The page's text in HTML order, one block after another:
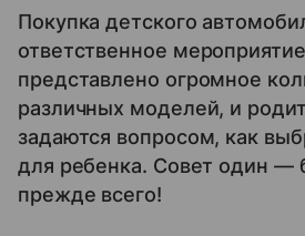
Покупка детского
ответственное
представлено огромное
различных моделей, и
задаются вопросом, как
для ребенка. Совет один —
прежде всего!